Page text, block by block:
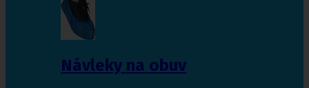
Návleky na obuv